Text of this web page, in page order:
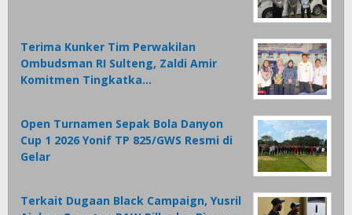
Terima Kunker Tim Perwakilan
Ombudsman RI Sulteng, Zaldi Amir
Komitmen Tingkatka…
Open Turnamen Sepak Bola Danyon
Cup 1 2026 Yonif TP 825/GWS Resmi di
Gelar
Terkait Dugaan Black Campaign, Yusril